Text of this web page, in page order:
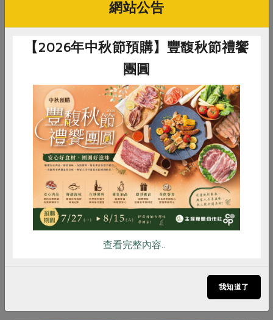
2012-05-01廢核運動
菲、泰、印尼三國的核電概況
筆者在三月份前往韓國參加亞洲非核論壇，最大的
心得是：日本的福島核災一年後，許多國家仍未記
惜食 RPET 食譜 減硝酸鹽
雞蛋 食安 共同購買
網站公告
【2026年中秋節預購】豐馥秋節禮饗
團圓
查看完整內容..
我知道了